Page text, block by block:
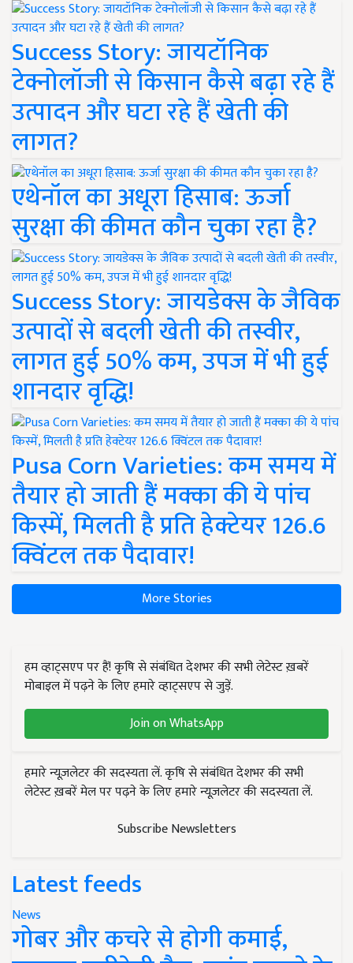
Success Story: जायटॉनिक
टेक्नोलॉजी से किसान कैसे बढ़ा रहे हैं
उत्पादन और घटा रहे हैं खेती की
लागत?
एथेनॉल का अधूरा हिसाब: ऊर्जा
सुरक्षा की कीमत कौन चुका रहा है?
Success Story: जायडेक्स के जैविक
उत्पादों से बदली खेती की तस्वीर,
लागत हुई 50% कम, उपज में भी हुई
शानदार वृद्धि!
Pusa Corn Varieties: कम समय में
तैयार हो जाती हैं मक्का की ये पांच
किस्में, मिलती है प्रति हेक्टेयर 126.6
क्विंटल तक पैदावार!
More Stories
हम व्हाट्सएप पर हैं! कृषि से संबंधित देशभर की सभी लेटेस्ट ख़बरें
मोबाइल में पढ़ने के लिए हमारे व्हाट्सएप से जुड़ें.
Join on WhatsApp
हमारे न्यूज़लेटर की सदस्यता लें. कृषि से संबंधित देशभर की सभी
लेटेस्ट ख़बरें मेल पर पढ़ने के लिए हमारे न्यूज़लेटर की सदस्यता लें.
Subscribe Newsletters
Latest feeds
News
गोबर और कचरे से होगी कमाई,